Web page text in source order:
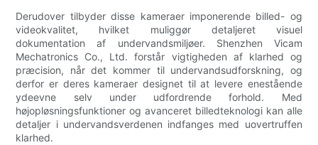
Derudover tilbyder disse kameraer imponerende billed- og
videokvalitet, hvilket muliggør detaljeret visuel
dokumentation af undervandsmiljøer. Shenzhen Vicam
Mechatronics Co., Ltd. forstår vigtigheden af klarhed og
præcision, når det kommer til undervandsudforskning, og
derfor er deres kameraer designet til at levere enestående
ydeevne selv under udfordrende forhold. Med
højopløsningsfunktioner og avanceret billedteknologi kan alle
detaljer i undervandsverdenen indfanges med uovertruffen
klarhed.